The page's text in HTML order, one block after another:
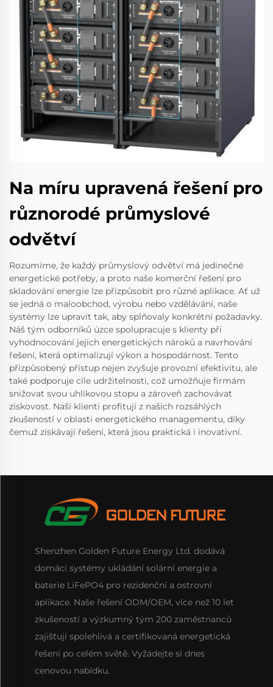
Na míru upravená řešení pro
různorodé průmyslové
odvětví
Rozumíme, že každý průmyslový odvětví má jedinečné
energetické potřeby, a proto naše komerční řešení pro
skladování energie lze přizpůsobit pro různé aplikace. Ať už
se jedná o maloobchod, výrobu nebo vzdělávání, naše
systémy lze upravit tak, aby splňovaly konkrétní požadavky.
Náš tým odborníků úzce spolupracuje s klienty při
vyhodnocování jejich energetických nároků a navrhování
řešení, která optimalizují výkon a hospodárnost. Tento
přizpůsobený přístup nejen zvyšuje provozní efektivitu, ale
také podporuje cíle udržitelnosti, což umožňuje firmám
snižovat svou uhlíkovou stopu a zároveň zachovávat
ziskovost. Naši klienti profitují z našich rozsáhlých
zkušeností v oblasti energetického managementu, díky
čemuž získávají řešení, která jsou praktická i inovativní.
Shenzhen Golden Future Energy Ltd. dodává
domácí systémy ukládání solární energie a
baterie LiFePO4 pro rezidenční a ostrovní
aplikace. Naše řešení ODM/OEM, více než 10 let
zkušeností a výzkumný tým 200 zaměstnanců
zajišťují spolehlivá a certifikovaná energetická
řešení po celém světě. Vyžádejte si dnes
cenovou nabídku.